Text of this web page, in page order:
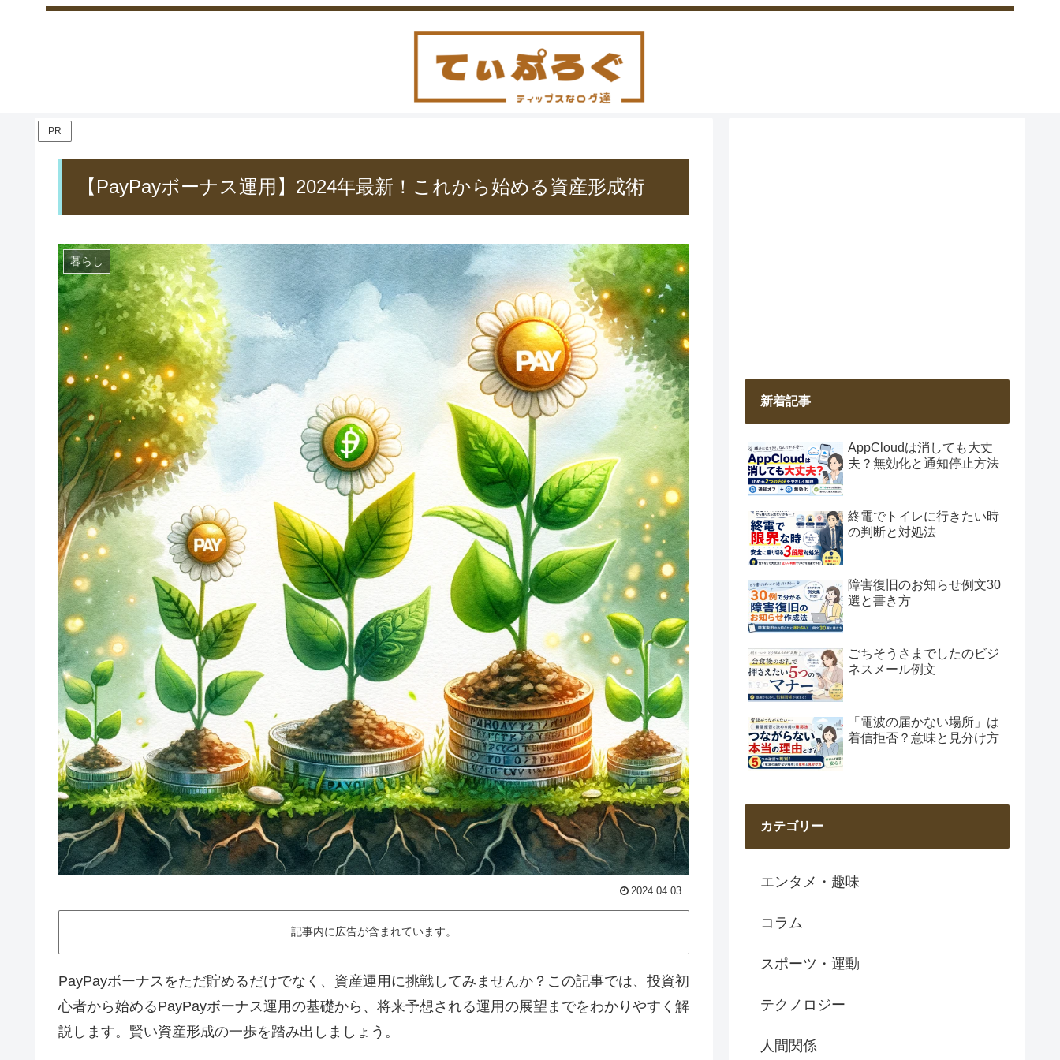
PR
【PayPayボーナス運用】2024年最新！これから始める資産形成術
暮らし
2024.04.03
記事内に広告が含まれています。
PayPayボーナスをただ貯めるだけでなく、資産運用に挑戦してみませんか？この記事では、投資初
心者から始めるPayPayボーナス運用の基礎から、将来予想される運用の展望までをわかりやすく解
説します。賢い資産形成の一歩を踏み出しましょう。
新着記事
AppCloudは消しても大丈
夫？無効化と通知停止方法
終電でトイレに行きたい時
の判断と対処法
障害復旧のお知らせ例文30
選と書き方
ごちそうさまでしたのビジ
ネスメール例文
「電波の届かない場所」は
着信拒否？意味と見分け方
カテゴリー
エンタメ・趣味
コラム
スポーツ・運動
テクノロジー
人間関係